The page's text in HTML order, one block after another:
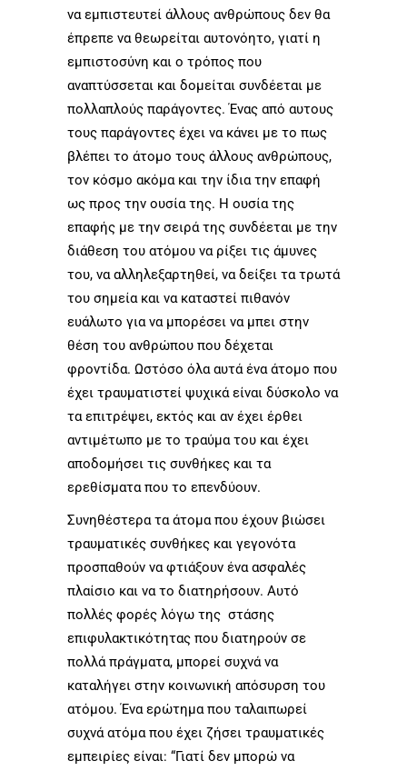
να εμπιστευτεί άλλους ανθρώπους δεν θα
έπρεπε να θεωρείται αυτονόητο, γιατί η
εμπιστοσύνη και ο τρόπος που
αναπτύσσεται και δομείται συνδέεται με
πολλαπλούς παράγοντες. Ένας από αυτους
τους παράγοντες έχει να κάνει με το πως
βλέπει το άτομο τους άλλους ανθρώπους,
τον κόσμο ακόμα και την ίδια την επαφή
ως προς την ουσία της. Η ουσία της
επαφής με την σειρά της συνδέεται με την
διάθεση του ατόμου να ρίξει τις άμυνες
του, να αλληλεξαρτηθεί, να δείξει τα τρωτά
του σημεία και να καταστεί πιθανόν
ευάλωτο για να μπορέσει να μπει στην
θέση του ανθρώπου που δέχεται
φροντίδα. Ωστόσο όλα αυτά ένα άτομο που
έχει τραυματιστεί ψυχικά είναι δύσκολο να
τα επιτρέψει, εκτός και αν έχει έρθει
αντιμέτωπο με το τραύμα του και έχει
αποδομήσει τις συνθήκες και τα
ερεθίσματα που το επενδύουν.
Συνηθέστερα τα άτομα που έχουν βιώσει
τραυματικές συνθήκες και γεγονότα
προσπαθούν να φτιάξουν ένα ασφαλές
πλαίσιο και να το διατηρήσουν. Αυτό
πολλές φορές λόγω της στάσης
επιφυλακτικότητας που διατηρούν σε
πολλά πράγματα, μπορεί συχνά να
καταλήγει στην κοινωνική απόσυρση του
ατόμου. Ένα ερώτημα που ταλαιπωρεί
συχνά ατόμα που έχει ζήσει τραυματικές
εμπειρίες είναι: “Γιατί δεν μπορώ να